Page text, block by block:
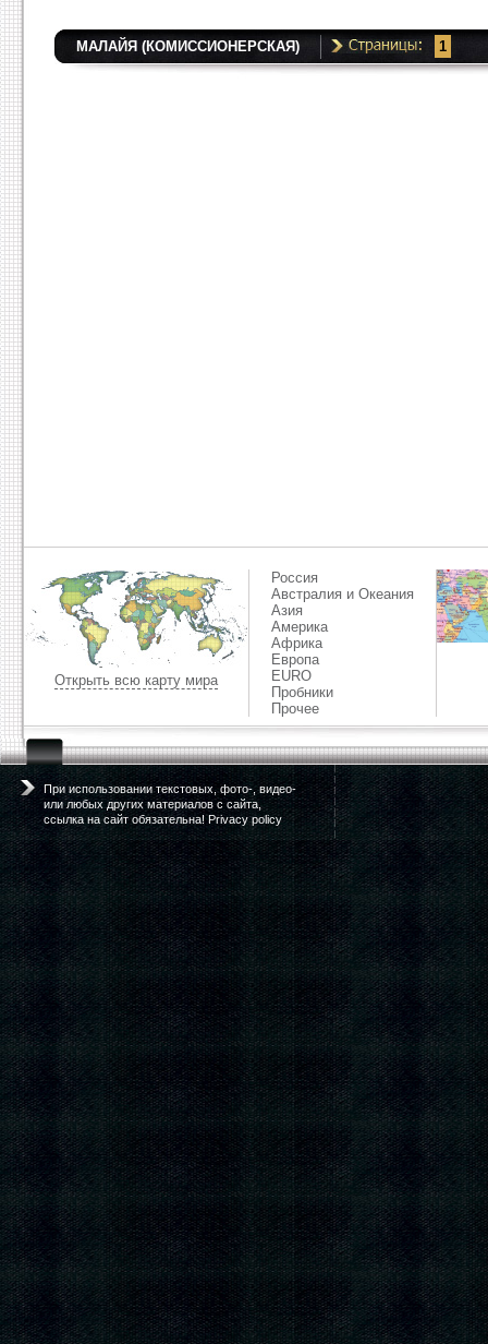
МАЛАЙЯ (КОМИССИОНЕРСКАЯ) 1
Открыть всю карту мира
Россия
Австралия и Океания
Азия
Америка
Африка
Европа
EURO
Пробники
Прочее
При использовании текстовых, фото-, видео-
или любых других материалов с сайта,
ссылка на сайт обязательна! Privacy policy